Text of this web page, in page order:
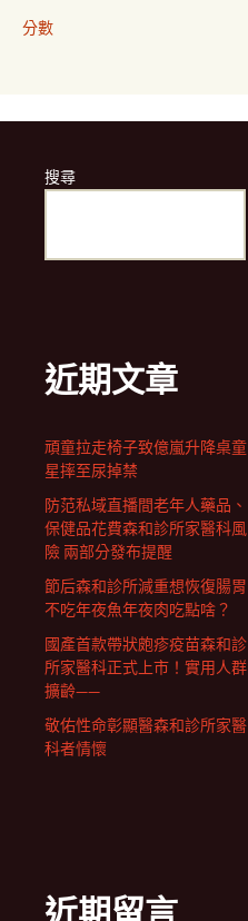
分數
搜尋
近期文章
頑童拉走椅子致億嵐升降桌童
星摔至尿掉禁
防范私域直播間老年人藥品、
保健品花費森和診所家醫科風
險 兩部分發布提醒
節后森和診所減重想恢復腸胃
不吃年夜魚年夜肉吃點啥？
國產首款帶狀皰疹疫苗森和診
所家醫科正式上市！實用人群
擴齡——
敬佑性命彰顯醫森和診所家醫
科者情懷